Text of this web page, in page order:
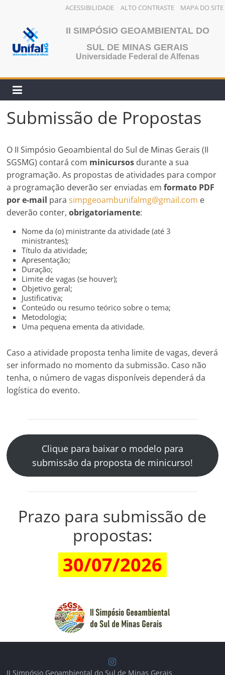
ACESSIBILIDADE ALTO CONTRASTE MAPA DO SITE
conteúdo
II SIMPÓSIO GEOAMBIENTAL DO
SUL DE MINAS GERAIS
Universidade Federal de Alfenas
Submissão de Propostas
O II Simpósio Geoambiental do Sul de Minas Gerais (II
SGSMG) contará com minicursos durante a sua
programação. As propostas de atividades para compor
a programação deverão ser enviadas emformato PDF
por e-mail parasimpgeoambunifalmg@gmail.com e
deverão conter,obrigatoriamente:
Nome da (o) ministrante da atividade (até 3
ministrantes);
Título da atividade;
Apresentação;
Duração;
Limite de vagas (se houver);
Objetivo geral;
Justificativa;
Conteúdo ou resumo teórico sobre o tema;
Metodologia;
Uma pequena ementa da atividade.
Caso a atividade proposta tenha limite de vagas, deverá
ser informado no momento da submissão. Caso não
tenha, o número de vagas disponíveis dependerá da
logística do evento.
Clique para baixar o modelo para
submissão da proposta de minicurso!
Prazo para submissão de
propostas:
30/07/2026
II Simpósio Geoambiental do Sul de Minas Gerais